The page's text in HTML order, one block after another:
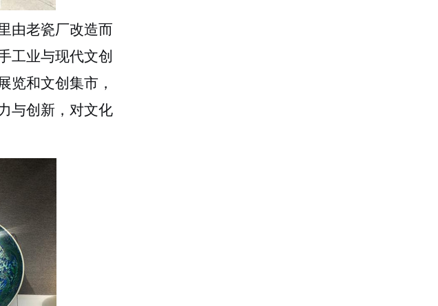
由老瓷厂改造而
工业与现代文创
览和文创集市，
与创新，对文化